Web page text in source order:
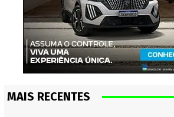
MAIS RECENTES